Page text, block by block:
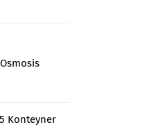
Konteyner